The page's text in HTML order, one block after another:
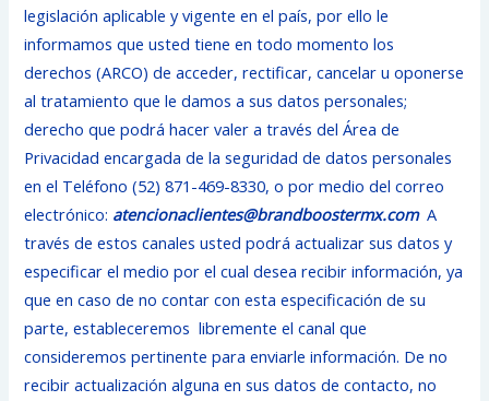
legislación aplicable y vigente en el país, por ello le
informamos que usted tiene en todo momento los
derechos (ARCO) de acceder, rectificar, cancelar u oponerse
al tratamiento que le damos a sus datos personales;
derecho que podrá hacer valer a través del Área de
Privacidad encargada de la seguridad de datos personales
en el Teléfono (52) 871-469-8330, o por medio del correo
electrónico: atencionaclientes@brandboostermx.comA
través de estos canales usted podrá actualizar sus datos y
especificar el medio por el cual desea recibir información, ya
que en caso de no contar con esta especificación de su
parte, estableceremos libremente el canal que
consideremos pertinente para enviarle información. De no
recibir actualización alguna en sus datos de contacto, no